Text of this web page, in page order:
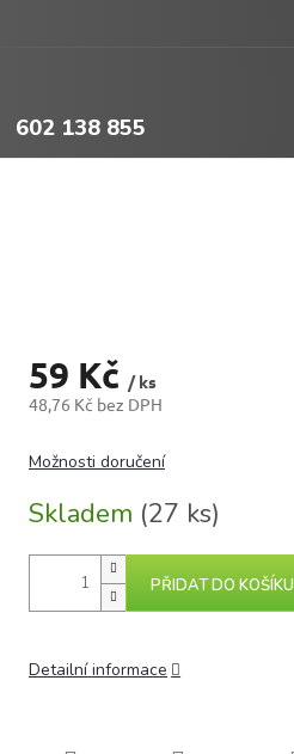
602 138 855
59 Kč / ks
48,76 Kč bez DPH
cena:
Skladem (27 ks)
Možnosti doručení
PŘIDAT DO KOŠÍKU
Detailní informace